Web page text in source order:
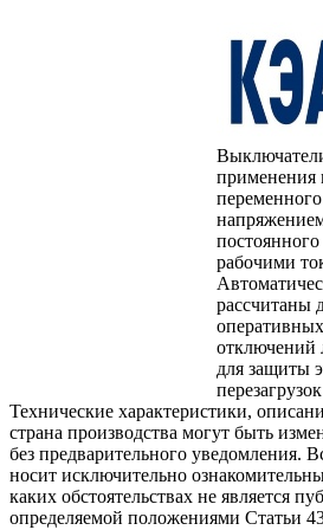
применения
рабочими
рассчитаны
отключений
для защиты
Технические характеристики,
страна производства могут быть
без предварительного уведомления.
носит исключительно
каких обстоятельствах не является
определяемой положениями Статьи